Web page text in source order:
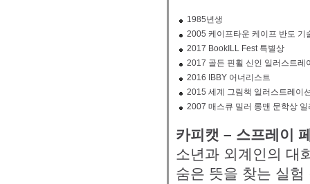
1985년생
2005 케이프타운 케이프 반도 기
2017 BookILL Fest 특별상
2017 골든 핀휠 신인 일러스트레
2016 IBBY 어너리스트
2015 세계 그림책 일러스트레이
2007 매스큐 밀러 롱맨 문학상
카피캣 – 스프레이
소년과 외계인의 대
숨은 뜻을 찾는 실험